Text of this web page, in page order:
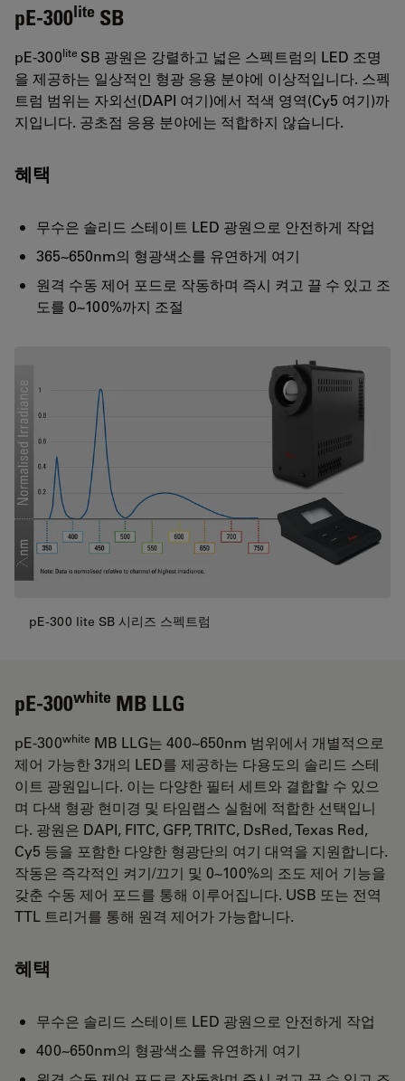
pE-300lite SB
pE-300lite SB 광원은 강렬하고 넓은 스펙트럼의 LED 조명
을 제공하는 일상적인 형광 응용 분야에 이상적입니다. 스펙
트럼 범위는 자외선(DAPI 여기)에서 적색 영역(Cy5 여기)까
지입니다. 공초점 응용 분야에는 적합하지 않습니다.
혜택
무수은 솔리드 스테이트 LED 광원으로 안전하게 작업
365~650nm의 형광색소를 유연하게 여기
원격 수동 제어 포드로 작동하며 즉시 켜고 끌 수 있고 조
도를 0~100%까지 조절
pE-300 lite SB 시리즈 스펙트럼
pE-300white MB LLG
pE-300white MB LLG는 400~650nm 범위에서 개별적으로
제어 가능한 3개의 LED를 제공하는 다용도의 솔리드 스테
이트 광원입니다. 이는 다양한 필터 세트와 결합할 수 있으
며 다색 형광 현미경 및 타임랩스 실험에 적합한 선택입니
다. 광원은 DAPI, FITC, GFP, TRITC, DsRed, Texas Red,
Cy5 등을 포함한 다양한 형광단의 여기 대역을 지원합니다.
작동은 즉각적인 켜기/끄기 및 0~100%의 조도 제어 기능을
갖춘 수동 제어 포드를 통해 이루어집니다. USB 또는 전역
TTL 트리거를 통해 원격 제어가 가능합니다.
혜택
무수은 솔리드 스테이트 LED 광원으로 안전하게 작업
400~650nm의 형광색소를 유연하게 여기